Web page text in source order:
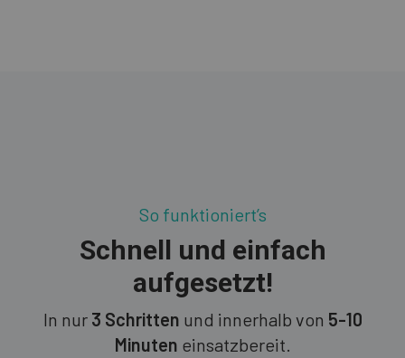
So funktioniert’s
Schnell und einfach
aufgesetzt!
In nur 3 Schritten und innerhalb von 5-10
Minuten einsatzbereit.